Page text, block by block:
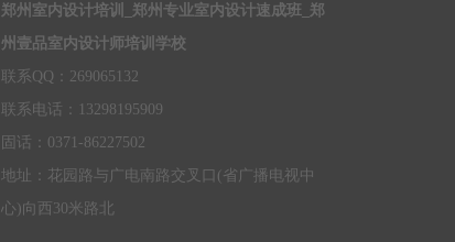
郑州室内设计培训_郑州专业室内设计速成班_郑
州壹品室内设计师培训学校
联系QQ：269065132
联系电话：13298195909
固话：0371-86227502
地址：花园路与广电南路交叉口(省广播电视中
心)向西30米路北